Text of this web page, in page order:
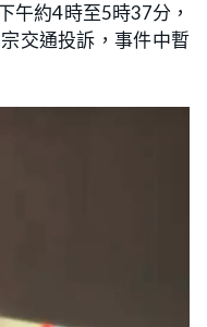
午約4時至5時37分，
交通投訴，事件中暫